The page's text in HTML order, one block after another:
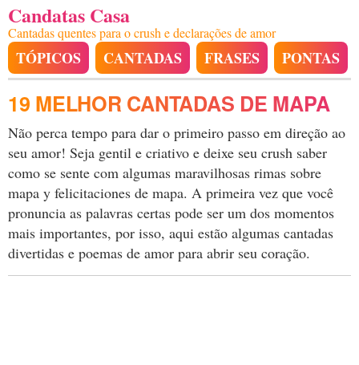
Candatas Casa
Cantadas quentes para o crush e declarações de amor
TÓPICOS CANTADAS FRASES PONTAS
19 MELHOR CANTADAS DE MAPA
Não perca tempo para dar o primeiro passo em direção ao
seu amor! Seja gentil e criativo e deixe seu crush saber
como se sente com algumas maravilhosas rimas sobre
mapa y felicitaciones de mapa. A primeira vez que você
pronuncia as palavras certas pode ser um dos momentos
mais importantes, por isso, aqui estão algumas cantadas
divertidas e poemas de amor para abrir seu coração.